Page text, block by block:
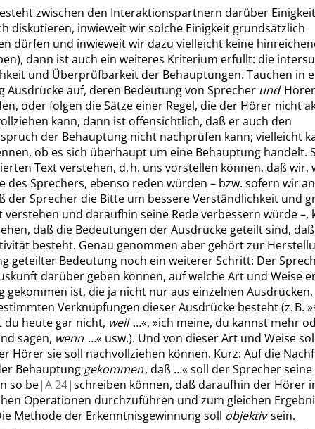
zwischen den Interaktionspartnern darüber
diskutieren, inwieweit wir solche Einigkeit grundsätzlich
dürfen und inwieweit wir dazu vielleicht keine
dann ist auch ein weiteres Kriterium erfüllt: die
und Überprüfbarkeit der Behauptungen. Tauchen in
Ausdrücke auf, deren Bedeutung von Sprecher und
oder folgen die Sätze einer Regel, die der Hörer nicht
kann, dann ist offensichtlich, daß er auch den
der Behauptung nicht nachprüfen kann; vielleicht
ob es sich überhaupt um eine Behauptung handelt.
Text verstehen, d. h. uns vorstellen können, daß wir,
des Sprechers, ebenso reden würden – bzw. sofern wir
der Sprecher die Bitte um bessere Verständlichkeit und
verstehen und daraufhin seine Rede verbessern würde –,
daß die Bedeutungen der Ausdrücke geteilt sind, daß
besteht. Genau genommen aber gehört zur
geteilter Bedeutung noch ein weiterer Schritt: Der
darüber geben können, auf welche Art und Weise
gekommen ist, die ja nicht nur aus einzelnen
Verknüpfungen dieser Ausdrücke besteht (z. B. »
du heute gar nicht, weil…«, »ich meine, du kannst mehr
sagen, wenn …«usw.). Und von dieser Art und Weise
Hörer sie soll nachvollziehen können. Kurz: Auf die
Behauptung gekommen, daß …«soll der Sprecher seine
so be|A24|schreiben können, daß daraufhin der Hörer
Operationen durchzuführen und zum gleichen
Methode der Erkenntnisgewinnung soll objektivsein.